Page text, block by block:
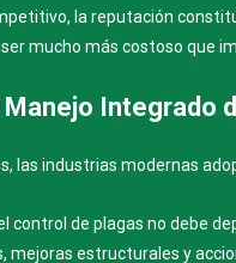
la reputación
mucho más costoso que
Integrado
las industrias modernas
control de plagas no debe
mejoras estructurales y